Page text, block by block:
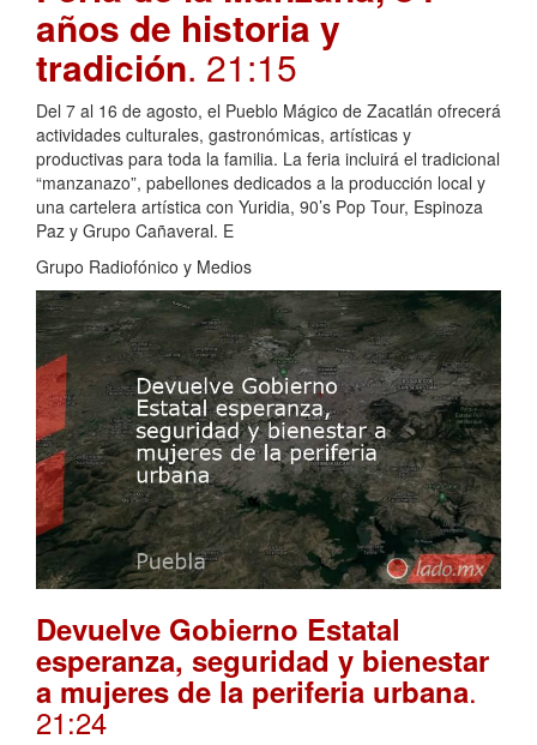
años de historia y
tradición. 21:15
Del 7 al 16 de agosto, el Pueblo Mágico de Zacatlán ofrecerá
actividades culturales, gastronómicas, artísticas y
productivas para toda la familia. La feria incluirá el tradicional
“manzanazo”, pabellones dedicados a la producción local y
una cartelera artística con Yuridia, 90’s Pop Tour, Espinoza
Paz y Grupo Cañaveral. E
Grupo Radiofónico y Medios
Devuelve Gobierno Estatal
esperanza, seguridad y bienestar
a mujeres de la periferia urbana.
21:24